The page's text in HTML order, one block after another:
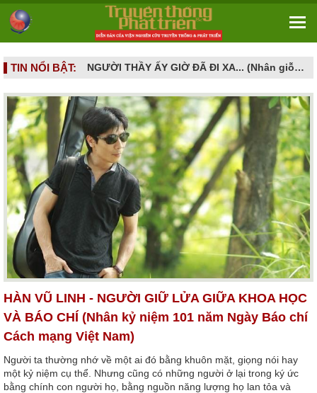
TIN NỔI BẬT:NGƯỜI THẦY ẤY GIỜ ĐÃ ĐI XA... (Nhân giỗ đầu GS.TS. Nguyễn Đình Tấn - 16/6/2026 tức ngày 02.5 âm lịch) KHOA HỌC CƠ BẢN: NỀN MÓNG TRI THỨC VÀ NĂNG LỰC TỰ CHỦ QUỐC GIA TRONG KỶ NGUYÊN MỚI
HÀN VŨ LINH - NGƯỜI GIỮ LỬA GIỮA KHOA HỌC
VÀ BÁO CHÍ (Nhân kỷ niệm 101 năm Ngày Báo chí
Cách mạng Việt Nam)
Người ta thường nhớ về một ai đó bằng khuôn mặt, giọng nói hay
một kỷ niệm cụ thể. Nhưng cũng có những người ở lại trong ký ức
bằng chính con người họ, bằng nguồn năng lượng họ lan tỏa và